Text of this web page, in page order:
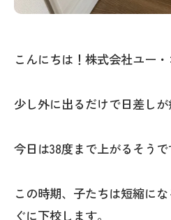
こんにちは！株式会社ユー
少し外に出るだけで日差しが
今日は38度まで上がるそう
この時期、子たちは短縮に
ぐに下校します。